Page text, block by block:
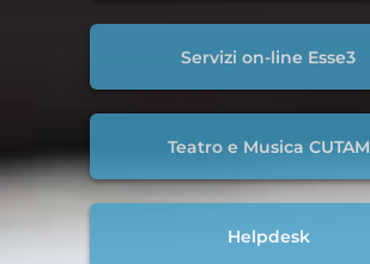
Servizi on-line Esse3
Teatro e Musica CUTAM
Helpdesk